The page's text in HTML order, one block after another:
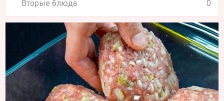
Вторые блюда 0